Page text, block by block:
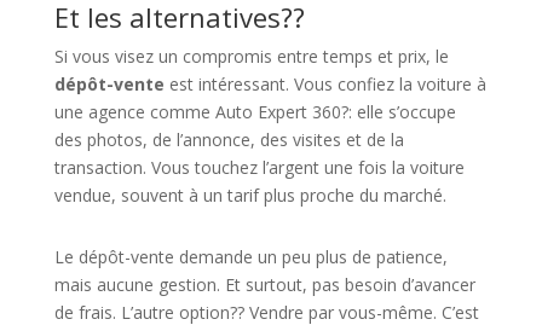
Et les alternatives??
Si vous visez un compromis entre temps et prix, le
dépôt-vente est intéressant. Vous confiez la voiture à
une agence comme Auto Expert 360?: elle s’occupe
des photos, de l’annonce, des visites et de la
transaction. Vous touchez l’argent une fois la voiture
vendue, souvent à un tarif plus proche du marché.
Le dépôt-vente demande un peu plus de patience,
mais aucune gestion. Et surtout, pas besoin d’avancer
de frais. L’autre option?? Vendre par vous-même. C’est